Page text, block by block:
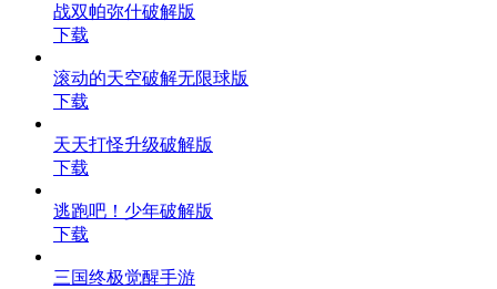
战双帕弥什破解版
下载
滚动的天空破解无限球版
下载
天天打怪升级破解版
下载
逃跑吧！少年破解版
下载
三国终极觉醒手游